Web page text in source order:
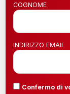
COGNOME
INDIRIZZO EMAIL
Confermo di